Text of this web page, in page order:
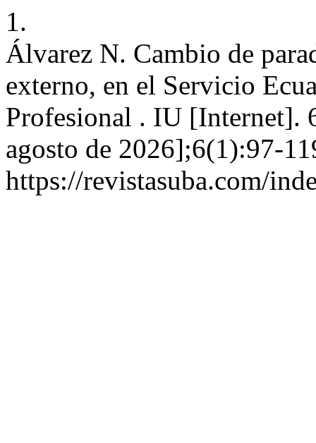
1.
Álvarez N. Cambio de
externo, en el Servicio
Profesional . IU [Internet].
agosto de 2026];6(1):97-
https://revistasuba.com/